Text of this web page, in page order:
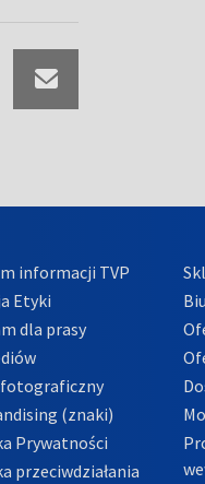
informacji TVP
Etyki
dla prasy
fotograficzny
(znaki)
Prywatności
przeciwdziałania